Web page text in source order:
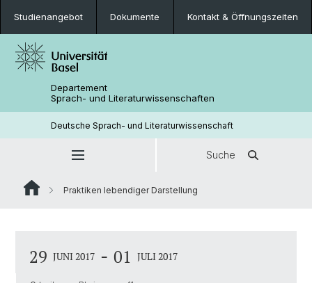
Studienangebot Dokumente Kontakt & Öffnungszeiten
Departement
Sprach- und Literaturwissenschaften
Deutsche Sprach- und Literaturwissenschaft
Suche
Praktiken lebendiger Darstellung
29 JUNI 2017 - 01 JULI 2017